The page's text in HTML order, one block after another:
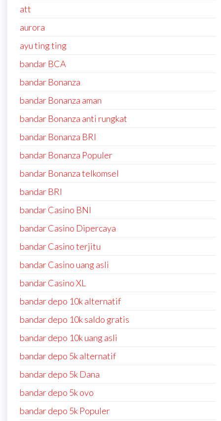
att
aurora
ayu ting ting
bandar BCA
bandar Bonanza
bandar Bonanza aman
bandar Bonanza anti rungkat
bandar Bonanza BRI
bandar Bonanza Populer
bandar Bonanza telkomsel
bandar BRI
bandar Casino BNI
bandar Casino Dipercaya
bandar Casino terjitu
bandar Casino uang asli
bandar Casino XL
bandar depo 10k alternatif
bandar depo 10k saldo gratis
bandar depo 10k uang asli
bandar depo 5k alternatif
bandar depo 5k Dana
bandar depo 5k ovo
bandar depo 5k Populer